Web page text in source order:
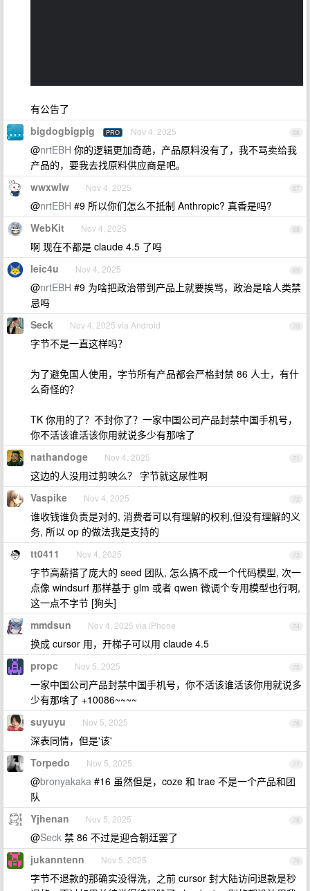
有公告了
66
bigdogbigpig PRO Nov 4, 2025
@nrtEBH 你的逻辑更加奇葩，产品原料没有了，我不骂卖给我
产品的，要我去找原料供应商是吧。
67
wwxwlw Nov 4, 2025
@nrtEBH #9 所以你们怎么不抵制 Anthropic? 真香是吗?
68
WebKit Nov 4, 2025
啊 现在不都是 claude 4.5 了吗
69
leic4u Nov 4, 2025
@nrtEBH #9 为啥把政治带到产品上就要挨骂，政治是啥人类禁
忌吗
70
Seck Nov 4, 2025 via Android
字节不是一直这样吗？
为了避免国人使用，字节所有产品都会严格封禁 86 人士，有什
么奇怪的？
TK 你用的了？不封你了？一家中国公司产品封禁中国手机号，
你不活该谁活该你用就说多少有那啥了
71
nathandoge Nov 4, 2025
这边的人没用过剪映么？ 字节就这尿性啊
72
Vaspike Nov 4, 2025
谁收钱谁负责是对的, 消费者可以有理解的权利,但没有理解的义
务, 所以 op 的做法我是支持的
73
tt0411 Nov 4, 2025
字节高薪搭了庞大的 seed 团队, 怎么搞不成一个代码模型, 次一
点像 windsurf 那样基于 glm 或者 qwen 微调个专用模型也行啊,
这一点不字节 [狗头]
74
mmdsun Nov 4, 2025 via iPhone
换成 cursor 用，开梯子可以用 claude 4.5
75
propc Nov 5, 2025
一家中国公司产品封禁中国手机号，你不活该谁活该你用就说多
少有那啥了 +10086~~~~
76
suyuyu Nov 5, 2025
深表同情，但是'该'
77
Torpedo Nov 5, 2025
@bronyakaka #16 虽然但是，coze 和 trae 不是一个产品和团
队
78
Yjhenan Nov 5, 2025
@Seck 禁 86 不过是迎合朝廷罢了
79
jukanntenn Nov 5, 2025
字节不退款的那确实没得洗，之前 cursor 封大陆访问退款是秒